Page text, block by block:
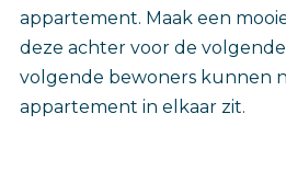
appartement. Maak een
deze achter voor de
volgende bewoners kunnen
appartement in elkaar zit.